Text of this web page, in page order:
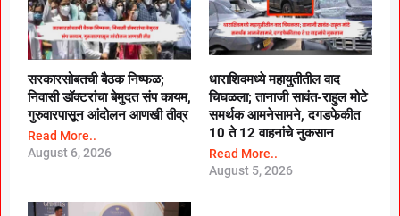
सरकारसोबतची बैठक निष्फळ;
निवासी डॉक्टरांचा बेमुदत संप कायम,
गुरुवारपासून आंदोलन आणखी तीव्र
Read More..
August 6, 2026
धाराशिवमध्ये महायुतीतील वाद
चिघळला; तानाजी सावंत-राहुल मोटे
समर्थक आमनेसामने, दगडफेकीत
10 ते 12 वाहनांचे नुकसान
Read More..
August 5, 2026